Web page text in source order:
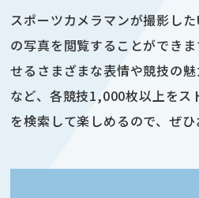
スポーツカメラマンが撮影し
の写真を閲覧することができ
せるさまざまな表情や競技の
など、各競技1,000枚以上をス
を検索して楽しめるので、ぜひ